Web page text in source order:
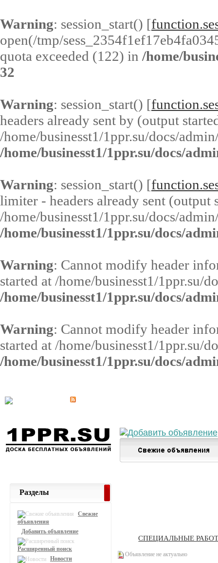
Warning: session_start() [
open(/tmp/
quota exceeded (122) in /home/
32
Warning: session_start() [
headers already sent by (output
/home/businesst1/1ppr.su/docs/
/home/businesst1/1ppr.su/docs/
Warning: session_start() [
limiter - headers already sent (output
/home/businesst1/1ppr.su/docs/
/home/businesst1/1ppr.su/docs/
Warning: Cannot modify header
started at /home/businesst1/1ppr.su/
/home/businesst1/1ppr.su/docs/
Warning: Cannot modify header
started at /home/businesst1/1ppr.su/
/home/businesst1/1ppr.su/docs/
СПЕЦИАЛЬНЫЕ
Объявление не актуально
Разделы
Свежие
объявления
Добавить объявление
Расширенный поиск
Новости